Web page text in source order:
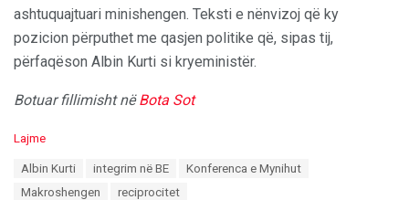
ashtuquajtuari minishengen. Teksti e nënvizoj që ky
pozicion përputhet me qasjen politike që, sipas tij,
përfaqëson Albin Kurti si kryeministër.
Botuar fillimisht nëBota Sot
CLajme
Albin Kurti integrim në BE
Konferenca e Mynihut
Makroshengen
reciprocitet